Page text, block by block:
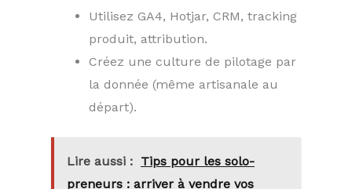
Utilisez GA4, Hotjar, CRM, tracking
produit, attribution.
Créez une culture de pilotage par
la donnée (même artisanale au
départ).
Lire aussi : Tips pour les solo-
preneurs : arriver à vendre vos